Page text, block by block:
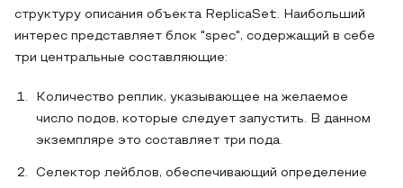
структуру описания объекта ReplicaSet. Наибольший
интерес представляет блок "spec", содержащий в себе
три центральные составляющие:
Количество реплик, указывающее на желаемое
число подов, которые следует запустить. В данном
экземпляре это составляет три пода.
Селектор лейблов, обеспечивающий определение